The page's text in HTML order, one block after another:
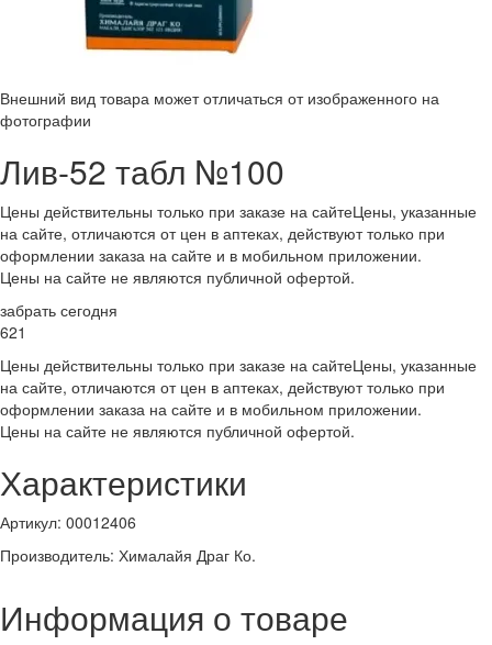
Внешний вид товара может отличаться от изображенного на
фотографии
Лив-52 табл №100
Цены действительны только при заказе на сайтеЦены, указанные
на сайте, отличаются от цен в аптеках, действуют только при
оформлении заказа на сайте и в мобильном приложении.
Цены на сайте не являются публичной офертой.
забрать сегодня
621
Цены действительны только при заказе на сайтеЦены, указанные
на сайте, отличаются от цен в аптеках, действуют только при
оформлении заказа на сайте и в мобильном приложении.
Цены на сайте не являются публичной офертой.
Характеристики
Артикул: 00012406
Производитель: Хималайя Драг Ко.
Информация о товаре